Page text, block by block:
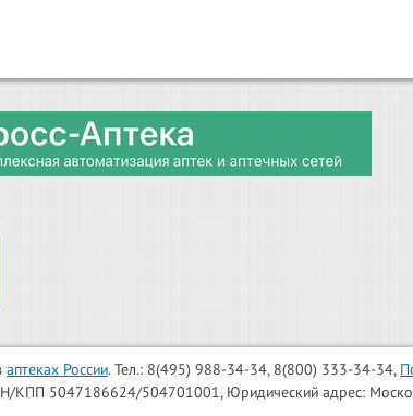
аптеках России. Тел.: 8(495) 988-34-34, 8(800) 333-34-34,
5047186624/504701001, Юридический адрес: